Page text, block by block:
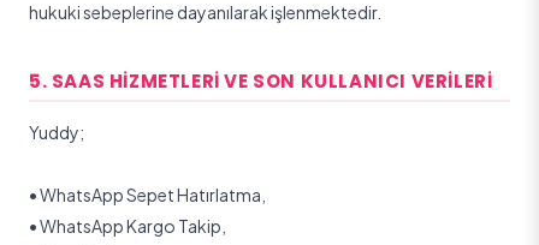
hukuki sebeplerine dayanılarak işlenmektedir.
5. SAAS HIZMETLERI VE SON KULLANICI VERILERI
Yuddy;
•WhatsApp Sepet Hatırlatma,
•WhatsApp Kargo Takip,